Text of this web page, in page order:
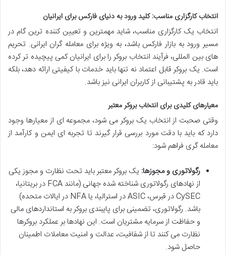
انتخاب کارگزاری مناسب: کلید ورود به دنیای فارکس برای ایرانیان
انتخاب یک کارگزاری مناسب، شاید مهمترین و تعیین کننده ترین گام در
مسیر ورود به بازار فارکس باشد، به ویژه برای معامله گران ایرانی. تحریم
های بین المللی، فرآیند انتخاب بروکر را برای ایرانیان کمی پیچیده تر کرده
است. یک بروکر قابل اعتماد نه تنها باید خدمات با کیفیتی ارائه دهد، بلکه
باید قادر به پشتیبانی از کاربران ایرانی نیز باشد.
معیارهای کلیدی برای انتخاب بروکر معتبر
وقتی صحبت از انتخاب یک بروکر می شود، مجموعه ای از معیارها وجود
دارد که باید با دقت مورد بررسی قرار گیرند تا تجربه ای ایمن و کارآمد از
معامله گری فراهم شود:
رگولاتوری و مجوزها: یک بروکر معتبر باید تحت نظارت و مجوز یکی
از نهادهای رگولاتوری شناخته شده جهانی (مانند FCA در بریتانیا،
CySEC در قبرس، ASIC در استرالیا، یا NFA در ایالات متحده)
باشد. رگولاتوری، تضمینی برای پایبندی بروکر به استانداردهای مالی
و حفاظت از سرمایه مشتریان است. این نهادها بر عملکرد بروکرها
نظارت می کنند تا از شفافیت، عدالت و امنیت معاملات اطمینان
حاصل شود.